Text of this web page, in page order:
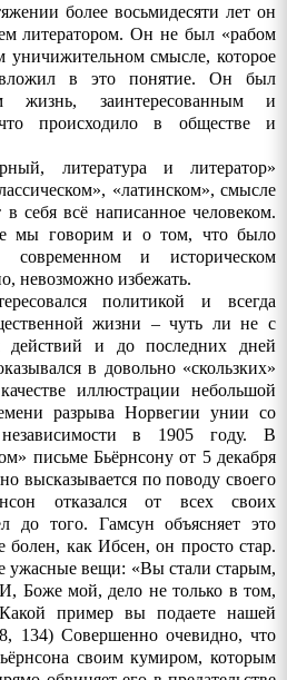
более восьмидесяти лет он
литератором. Он не был «рабом
уничижительном смысле, которое
в это понятие. Он был
заинтересованным и
происходило в обществе и
литература и литератор»
«латинском», смысле
себя всё написанное человеком.
мы говорим и о том, что было
и историческом
невозможно избежать.
политикой и всегда
жизни – чуть ли не с
действий и до последних дней
в довольно«скользких»
качестве иллюстрации
небольшой
разрыва Норвегии унии со
независимости в 1905году.В
письме Бьёрнсону от 5 декабря
высказывается по поводу своего
отказался от всех своих
до того. Гамсун объясняет это
болен, как Ибсен, он просто стар.
ужасные вещи: «Вы стали старым,
Боже мой, дело не только в том,
пример вы подаете нашей
134) Cовершенно очевидно, что
своим кумиром, которым